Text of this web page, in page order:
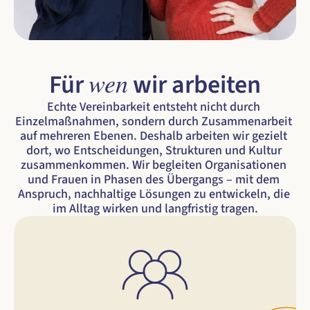
Für wen wir arbeiten
Echte Vereinbarkeit entsteht nicht durch
Einzelmaßnahmen, sondern durch Zusammenarbeit
auf mehreren Ebenen. Deshalb arbeiten wir gezielt
dort, wo Entscheidungen, Strukturen und Kultur
zusammenkommen. Wir begleiten Organisationen
und Frauen in Phasen des Übergangs – mit dem
Anspruch, nachhaltige Lösungen zu entwickeln, die
im Alltag wirken und langfristig tragen.